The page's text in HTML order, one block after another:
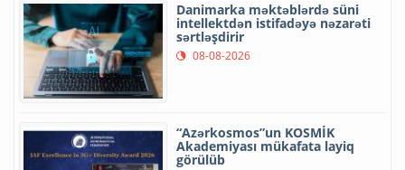
Danimarka məktəblərdə süni
intellektdən istifadəyə nəzarəti
sərtləşdirir
08-08-2026
“Azərkosmos”un KOSMİK
Akademiyası mükafata layiq
görülüb